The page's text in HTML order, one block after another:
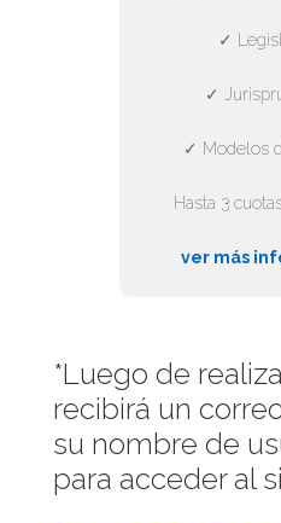
✓
✓
✓ Modelos
Hasta 3
ver más
*Luego de
recibirá un
su nombre de
para acceder al